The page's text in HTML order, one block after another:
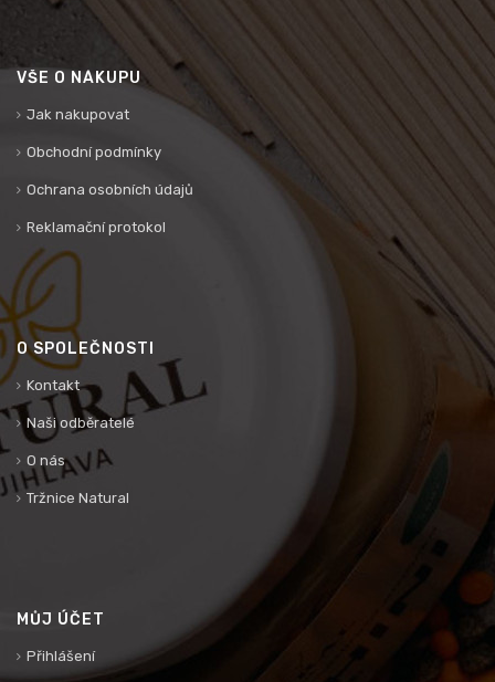
VŠE O NÁKUPU
Jak nakupovat
Obchodní podmínky
Ochrana osobních údajů
Reklamační protokol
O SPOLEČNOSTI
Kontakt
Naši odběratelé
O nás
Tržnice Natural
MŮJ ÚČET
Přihlášení